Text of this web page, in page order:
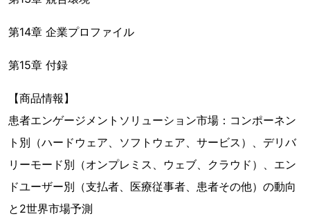
第14章 企業プロファイル
第15章 付録
【商品情報】
患者エンゲージメントソリューション市場：コンポーネン
ト別（ハードウェア、ソフトウェア、サービス）、デリバ
リーモード別（オンプレミス、ウェブ、クラウド）、エン
ドユーザー別（支払者、医療従事者、患者その他）の動向
と2世界市場予測